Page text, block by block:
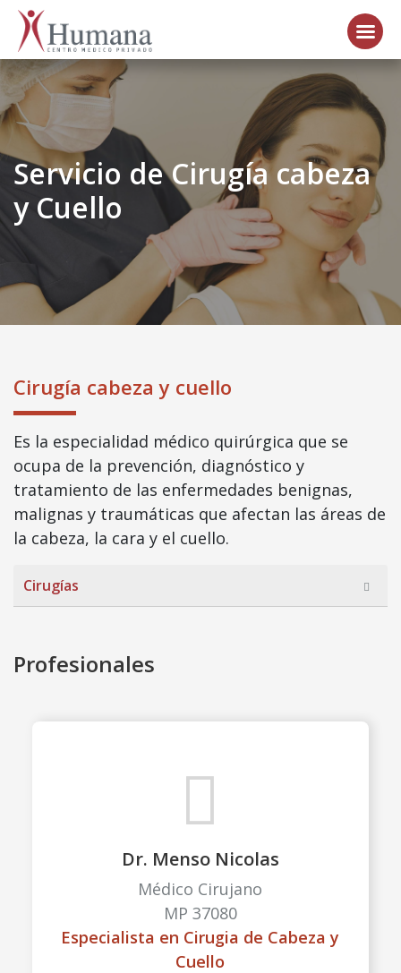
Servicio de Cirugía cabeza
y Cuello
Cirugía cabeza y cuello
Es la especialidad médico quirúrgica que se
ocupa de la prevención, diagnóstico y
tratamiento de las enfermedades benignas,
malignas y traumáticas que afectan las áreas de
la cabeza, la cara y el cuello.
Cirugías
Profesionales
Dr. Menso Nicolas
Médico Cirujano
MP 37080
Especialista en Cirugia de Cabeza y
Cuello